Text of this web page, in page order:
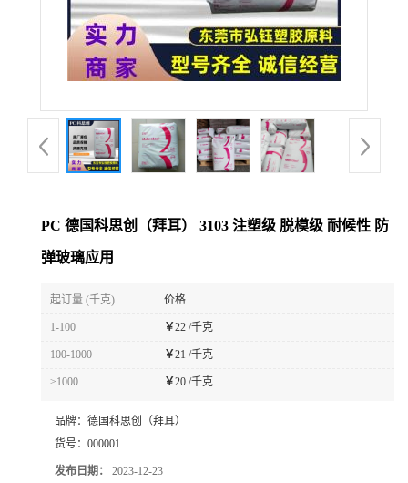
品
展
证
PC 德国科思创（拜耳） 3103 注塑级 脱模级 耐候性 防
弹玻璃应用
起订量 (千克) 价格
1-100 ￥22 /千克
100-1000 ￥21 /千克
≥1000 ￥20 /千克
品牌： 德国科思创（拜耳）
货号： 000001
发布日期： 2023-12-23